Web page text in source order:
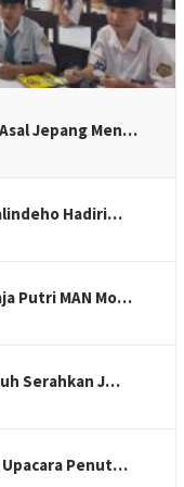
Jepang Men…
Hadiri…
Putri MAN Mo…
Serahkan J…
Upacara Penut…